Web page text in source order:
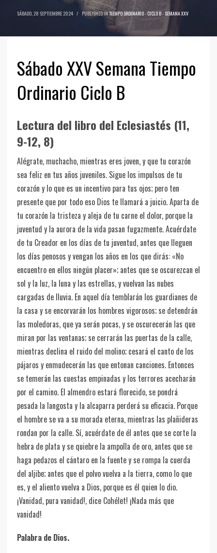
SÁBADO, 28 SEPTIEMBRE 2024 / PUBLISHED INTIEMPO ORDINARIO - CICLO B - SEMANA XXV
Sábado XXV Semana Tiempo
Ordinario Ciclo B
Lectura del libro del Eclesiastés (11,
9-12, 8)
Alégrate, muchacho, mientras eres joven, y que tu corazón
sea feliz en tus años juveniles. Sigue los impulsos de tu
corazón y lo que es un incentivo para tus ojos; pero ten
presente que por todo eso Dios te llamará a juicio. Aparta de
tu corazón la tristeza y aleja de tu carne el dolor, porque la
juventud y la aurora de la vida pasan fugazmente. Acuérdate
de tu Creador en los días de tu juventud, antes que lleguen
los días penosos y vengan los años en los que dirás: «No
encuentro en ellos ningún placer»; antes que se oscurezcan el
sol y la luz, la luna y las estrellas, y vuelvan las nubes
cargadas de lluvia. En aquel día temblarán los guardianes de
la casa y se encorvarán los hombres vigorosos; se detendrán
las moledoras, que ya serán pocas, y se oscurecerán las que
miran por las ventanas; se cerrarán las puertas de la calle,
mientras declina el ruido del molino; cesará el canto de los
pájaros y enmudecerán las que entonan canciones. Entonces
se temerán las cuestas empinadas y los terrores acecharán
por el camino. El almendro estará florecido, se pondrá
pesada la langosta y la alcaparra perderá su eficacia. Porque
el hombre se va a su morada eterna, mientras las plañideras
rondan por la calle. Sí, acuérdate de él antes que se corte la
hebra de plata y se quiebre la ampolla de oro, antes que se
haga pedazos el cántaro en la fuente y se rompa la cuerda
del aljibe; antes que el polvo vuelva a la tierra, como lo que
es, y el aliento vuelva a Dios, porque es él quien lo dio.
¡Vanidad, pura vanidad!, dice Cohélet! ¡Nada más que
vanidad!
Palabra de Dios.